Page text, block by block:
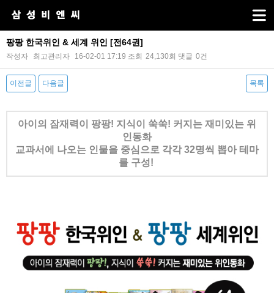
팡팡 한국위인 & 세계 위인 [전64권]
작성자 최고관리자 16-02-01 17:19 조회 24,130회 댓글 0건
이전글 다음글 목록
본문
아이의 잠재력이 팡팡! 지식이 쑥쑥! 커지는 재미있는 위
인동화
교과서에 나오는 인물을 중심으로 각각 32명씩 뽑아 테마
를 구성!